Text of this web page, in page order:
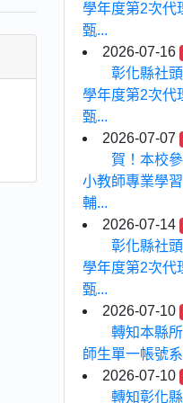
學年度第2次代
甄...
2026-07-16
彰化縣社
學年度第2次代
甄...
2026-07-07
賀！本校
小教師專業學
輔...
2026-07-14
彰化縣社
學年度第2次代
甄...
2026-07-10
轉知本縣
師生單一帳號
2026-07-10
轉知彰化